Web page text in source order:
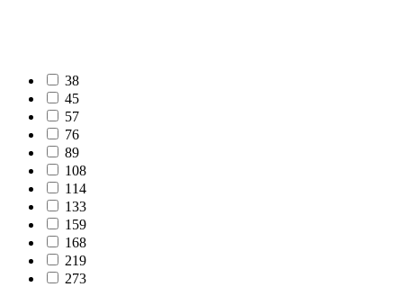
38
45
57
76
89
108
114
133
159
168
219
273